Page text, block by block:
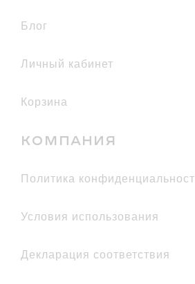
Блог
Личный кабинет
Корзина
КОМПАНИЯ
политика
условия использования
декларация соответствия